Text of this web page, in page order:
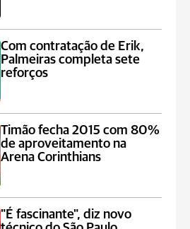
Com contratação de Erik,
Palmeiras completa sete
reforços
Timão fecha 2015 com 80%
de aproveitamento na
Arena Corinthians
"É fascinante", diz novo